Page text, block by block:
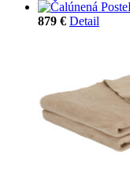
879 € Detail